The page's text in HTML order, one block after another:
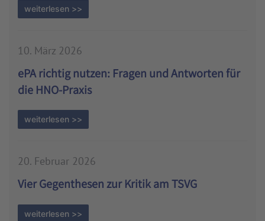
weiterlesen >>
10. März 2026
ePA richtig nutzen: Fragen und Antworten für
die HNO-Praxis
weiterlesen >>
20. Februar 2026
Vier Gegenthesen zur Kritik am TSVG
weiterlesen >>